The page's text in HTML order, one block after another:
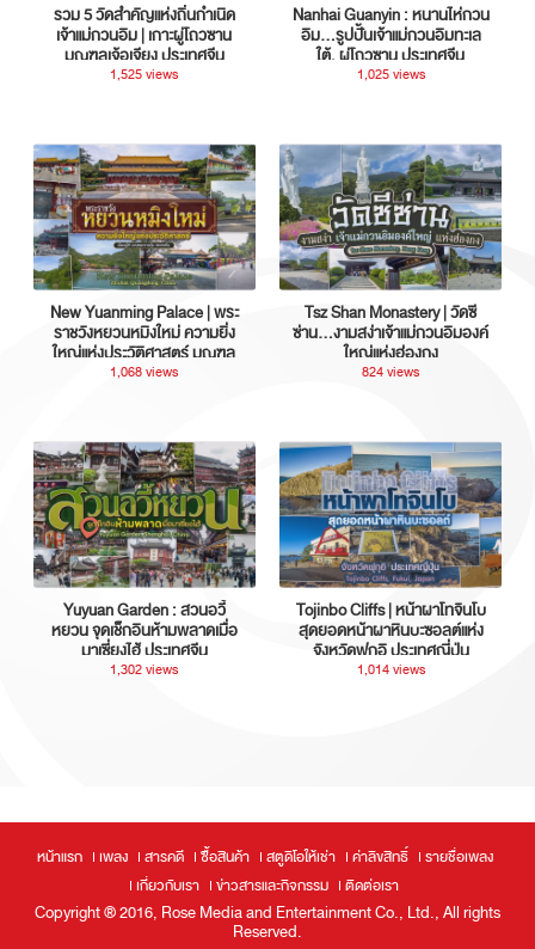
รวม 5 วัดสำคัญแห่งถิ่นกำเนิด
เจ้าแม่กวนอิม | เกาะผู่โถวซาน
มณฑลเจ้อเจียง ประเทศจีน
1,525 views
Nanhai Guanyin : หนานไห่กวน
อิม...รูปปั้นเจ้าแม่กวนอิมทะเล
ใต้, ผู่โถวซาน ประเทศจีน
1,025 views
New Yuanming Palace | พระ
ราชวังหยวนหมิงใหม่ ความยิ่ง
ใหญ่แห่งประวัติศาสตร์ มณฑล
กวางตุ้ง ประเทศจีน
1,068 views
Tsz Shan Monastery | วัดซี
ซ่าน…งามสง่าเจ้าแม่กวนอิมองค์
ใหญ่แห่งฮ่องกง
824 views
Yuyuan Garden : สวนอวี้
หยวน จุดเช็กอินห้ามพลาดเมื่อ
มาเซี่ยงไฮ้ ประเทศจีน
1,302 views
Tojinbo Cliffs | หน้าผาโทจินโบ
สุดยอดหน้าผาหินบะซอลต์แห่ง
จังหวัดฟุกุอิ ประเทศญี่ปุ่น
1,014 views
หน้าแรก เพลง สารคดี ซื้อสินค้า สตูดิโอให้เช่า ค่าลิขสิทธิ์
รายชื่อเพลง
เกี่ยวกับเรา
ข่าวสารและกิจกรรม ติดต่อเรา
Copyright ® 2016, Rose Media and Entertainment Co., Ltd., All rights
Reserved.